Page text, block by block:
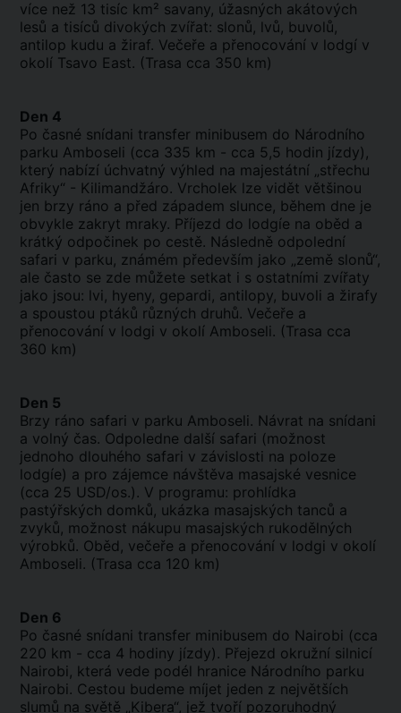
více než 13 tisíc km² savany, úžasných akátových
lesů a tisíců divokých zvířat: slonů, lvů, buvolů,
antilop kudu a žiraf. Večeře a přenocování v lodgí v
okolí Tsavo East. (Trasa cca 350 km)
Den 4
Po časné snídani transfer minibusem do Národního
parku Amboseli (cca 335 km - cca 5,5 hodin jízdy),
který nabízí úchvatný výhled na majestátní „střechu
Afriky“ - Kilimandžáro. Vrcholek lze vidět většinou
jen brzy ráno a před západem slunce, během dne je
obvykle zakryt mraky. Příjezd do lodgíe na oběd a
krátký odpočinek po cestě. Následně odpolední
safari v parku, známém především jako „země slonů“,
ale často se zde můžete setkat i s ostatními zvířaty
jako jsou: lvi, hyeny, gepardi, antilopy, buvoli a žirafy
a spoustou ptáků různých druhů. Večeře a
přenocování v lodgi v okolí Amboseli. (Trasa cca
360 km)
Den 5
Brzy ráno safari v parku Amboseli. Návrat na snídani
a volný čas. Odpoledne další safari (možnost
jednoho dlouhého safari v závislosti na poloze
lodgíe) a pro zájemce návštěva masajské vesnice
(cca 25 USD/os.). V programu: prohlídka
pastýřských domků, ukázka masajských tanců a
zvyků, možnost nákupu masajských rukodělných
výrobků. Oběd, večeře a přenocování v lodgi v okolí
Amboseli. (Trasa cca 120 km)
Den 6
Po časné snídani transfer minibusem do Nairobi (cca
220 km - cca 4 hodiny jízdy). Přejezd okružní silnicí
Nairobi, která vede podél hranice Národního parku
Nairobi. Cestou budeme míjet jeden z největších
slumů na světě „Kibera“, jež tvoří pozoruhodný